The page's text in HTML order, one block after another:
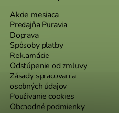
Akcie mesiaca
Predajňa Puravia
Doprava
Spôsoby platby
Reklamácie
Odstúpenie od zmluvy
Zásady spracovania
osobných údajov
Používanie cookies
Obchodné podmienky